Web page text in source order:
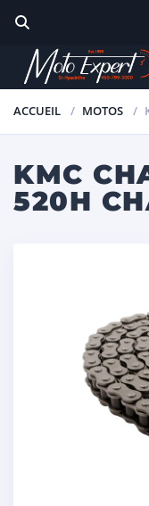
ACCUEIL MOTOS
KMC
520H